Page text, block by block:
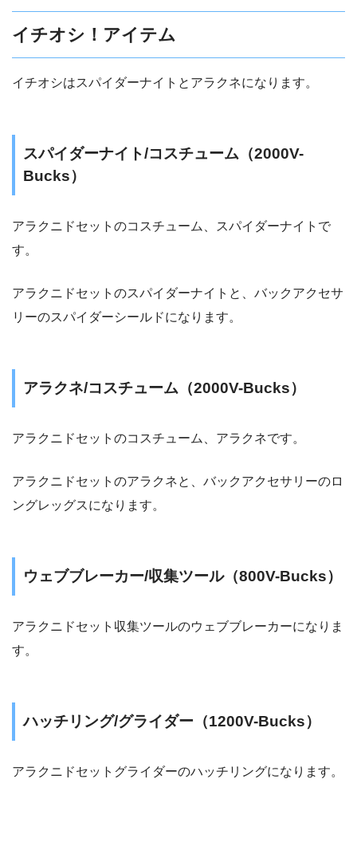
イチオシ！アイテム
イチオシはスパイダーナイトとアラクネになります。
スパイダーナイト/コスチューム（2000V-
Bucks）
アラクニドセットのコスチューム、スパイダーナイトで
す。
アラクニドセットのスパイダーナイトと、バックアクセサ
リーのスパイダーシールドになります。
アラクネ/コスチューム（2000V-Bucks）
アラクニドセットのコスチューム、アラクネです。
アラクニドセットのアラクネと、バックアクセサリーのロ
ングレッグスになります。
ウェブブレーカー/収集ツール（800V-Bucks）
アラクニドセット収集ツールのウェブブレーカーになりま
す。
ハッチリング/グライダー（1200V-Bucks）
アラクニドセットグライダーのハッチリングになります。